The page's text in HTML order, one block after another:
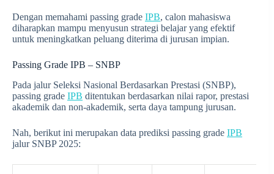
Dengan memahami passing grade IPB, calon mahasiswa
diharapkan mampu menyusun strategi belajar yang efektif
untuk meningkatkan peluang diterima di jurusan impian.
Passing Grade IPB – SNBP
Pada jalur Seleksi Nasional Berdasarkan Prestasi (SNBP),
passing grade IPB ditentukan berdasarkan nilai rapor, prestasi
akademik dan non-akademik, serta daya tampung jurusan.
Nah, berikut ini merupakan data prediksi passing grade IPB
jalur SNBP 2025: